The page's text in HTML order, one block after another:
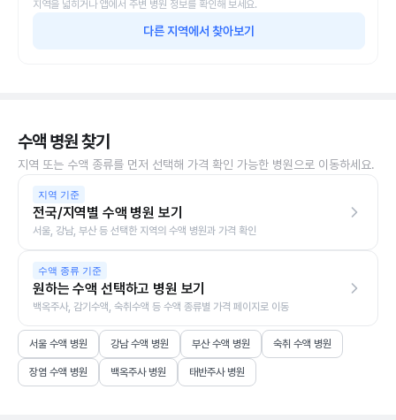
지역을 넓히거나 앱에서 주변 병원 정보를 확인해 보세요.
다른 지역에서 찾아보기
수액 병원 찾기
지역 또는 수액 종류를 먼저 선택해 가격 확인 가능한 병원으로 이동하세요.
지역 기준
전국/지역별 수액 병원 보기
서울, 강남, 부산 등 선택한 지역의 수액 병원과 가격 확인
수액 종류 기준
원하는 수액 선택하고 병원 보기
백옥주사, 감기수액, 숙취수액 등 수액 종류별 가격 페이지로 이동
서울 수액 병원 강남 수액 병원 부산 수액 병원 숙취 수액 병원
장염 수액 병원 백옥주사 병원 태반주사 병원